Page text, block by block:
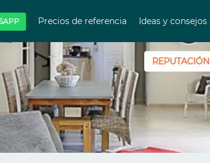
Precios de referencia Ideas y consejos
REPUTACIÓN